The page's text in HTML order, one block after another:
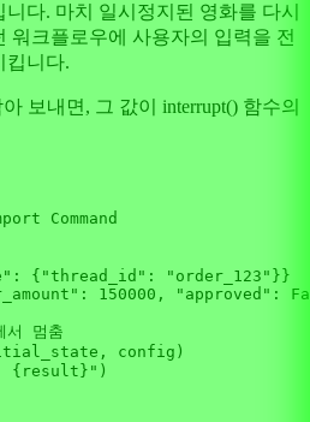
다. 마치 일시정지된 영화를 다시
워크플로우에 사용자의 입력을 전
킵니다.
보내면, 그 값이 interrupt() 함수의
Command
: { "thread_id" : "order_123" }}
: 150000 , "approved" :
멈춤
{result} " )